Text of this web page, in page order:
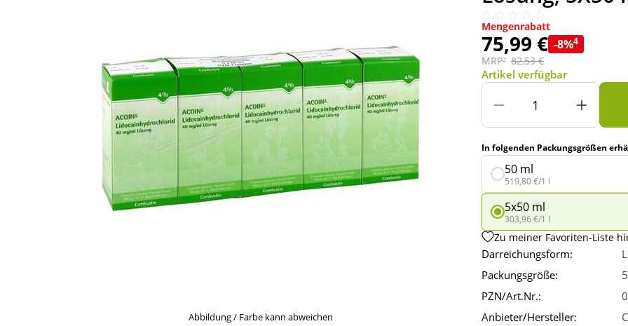
Abbildung / Farbe kann abweichen
Mengenrabatt
75,99 € -8%4
MRP² 82,53 €
Artikel verfügbar
In folgenden Packungsgrößen
50 ml
519,80 €/1 l
5x50 ml
303,96 €/1 l
Zu meiner Favoriten-Liste
Darreichungsform:
Packungsgröße:
PZN/Art.Nr.:
Anbieter/Hersteller: